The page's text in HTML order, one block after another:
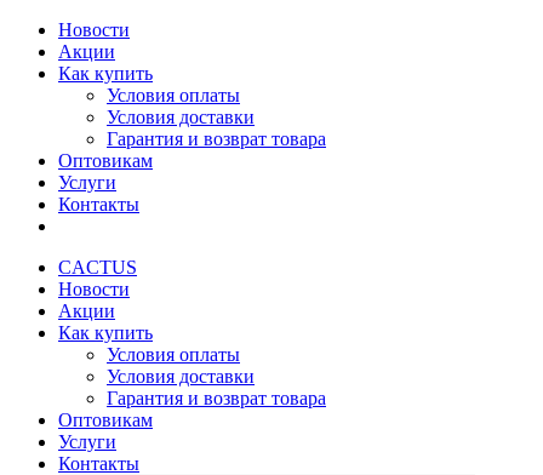
Новости
Акции
Как купить
Условия оплаты
Условия доставки
Гарантия и возврат товара
Оптовикам
Услуги
Контакты
CACTUS
Новости
Акции
Как купить
Условия оплаты
Условия доставки
Гарантия и возврат товара
Оптовикам
Услуги
Контакты